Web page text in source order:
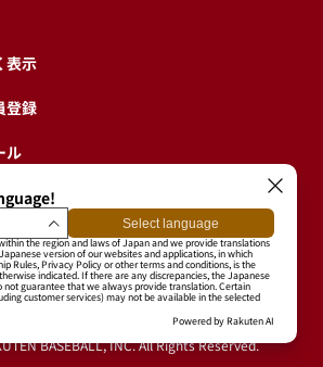
表示
登録
ル
BASEBALL, INC. All Rights Reserved.